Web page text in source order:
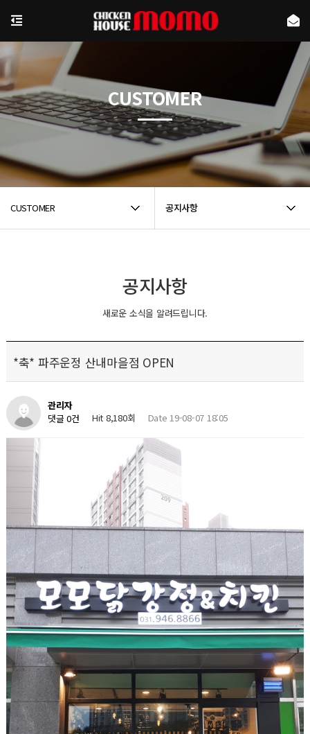
CUSTOMER 공지사항
CUSTOMER
공지사항
새로운 소식을 알려드립니다.
*축* 파주운정 산내마을점 OPEN
관리자
댓글 0건
Hit 8,180회 Date 19-08-07 18:05